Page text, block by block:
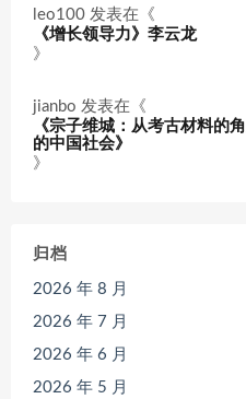
leo100 发表在《
《增长领导力》李云龙
》
jianbo 发表在《
《宗子维城：从考古材料的
的中国社会》
》
归档
2026 年 8 月
2026 年 7 月
2026 年 6 月
2026 年 5 月